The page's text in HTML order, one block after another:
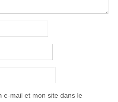
e-mail et mon site dans le